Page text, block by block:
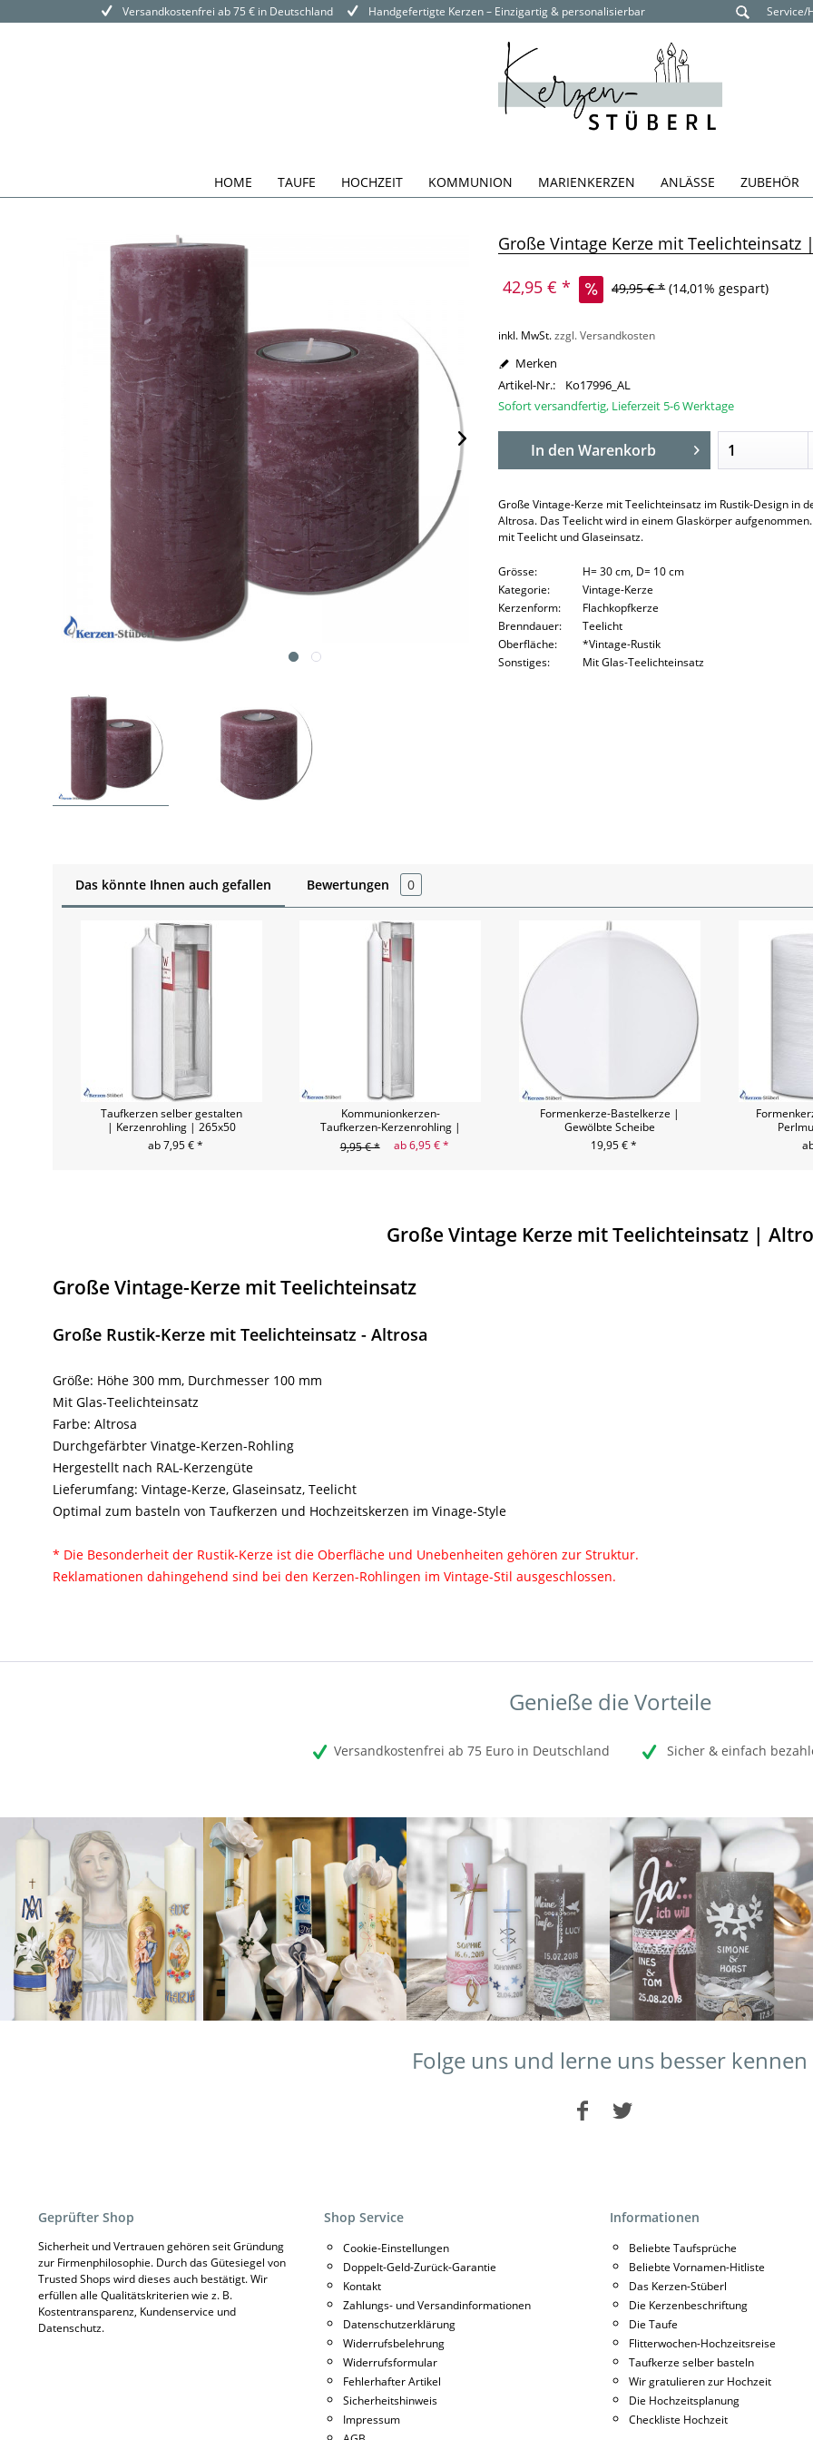
Versandkostenfrei ab 75 € in Deutschland Handgefertigte Kerzen – Einzigartig & personalisierbar Service/
HOME TAUFE HOCHZEIT KOMMUNION MARIENKERZEN ANLÄSSE ZUBEHÖR
Große Vintage Kerze mit Teelichteinsatz
42,95 € *
49,95 € * (14,01% gespart)
inkl. MwSt.zzgl. Versandkosten
Merken
Artikel-Nr.:
Ko17996_AL
Sofort versandfertig, Lieferzeit 5-6 Werktage
In den Warenkorb
Große Vintage-Kerze mit Teelichteinsatz im Rustik-Design in
Altrosa. Das Teelicht wird in einem Glaskörper
mit Teelicht und Glaseinsatz.
Grösse:
H= 30 cm, D= 10 cm
Kategorie:
Vintage-Kerze
Kerzenform:
Flachkopfkerze
Brenndauer:
Teelicht
Oberfläche:
*Vintage-Rustik
Sonstiges:
Mit Glas-Teelichteinsatz
Das könnte Ihnen auch gefallen Bewertungen 0
Taufkerzen selber gestalten
| Kerzenrohling | 265x50
ab 7,95 € *
Kommunionkerzen-
Taufkerzen-Kerzenrohling |
415x30
9,95 € * ab 6,95 € *
Formenkerze-Bastelkerze |
Gewölbte Scheibe
19,95 € *
Große Vintage Kerze mit Teelichteinsatz |
Große Vintage-Kerze mit Teelichteinsatz
Große Rustik-Kerze mit Teelichteinsatz - Altrosa
Größe: Höhe 300 mm, Durchmesser 100 mm
Mit Glas-Teelichteinsatz
Farbe: Altrosa
Durchgefärbter Vinatge-Kerzen-Rohling
Hergestellt nach RAL-Kerzengüte
Lieferumfang: Vintage-Kerze, Glaseinsatz, Teelicht
Optimal zum basteln von Taufkerzen und Hochzeitskerzen im Vinage-Style
* Die Besonderheit der Rustik-Kerze ist die Oberfläche und Unebenheiten gehören zur Struktur.
Reklamationen dahingehend sind bei den Kerzen-Rohlingen im Vintage-Stil ausgeschlossen.
Genieße die Vorteile
Versandkostenfrei ab 75 Euro in Deutschland Sicher & einfach
Folge uns und lerne uns besser kennen
Geprüfter Shop
Sicherheit und Vertrauen gehören seit Gründung
zur Firmenphilosophie. Durch das Gütesiegel von
Trusted Shops wird dieses auch bestätigt. Wir
erfüllen alle Qualitätskriterien wie z. B.
Kostentransparenz, Kundenservice und
Datenschutz.
Shop Service
Cookie-Einstellungen
Doppelt-Geld-Zurück-Garantie
Kontakt
Zahlungs- und Versandinformationen
Datenschutzerklärung
Widerrufsbelehrung
Widerrufsformular
Fehlerhafter Artikel
Sicherheitshinweis
Impressum
Informationen
Beliebte Taufsprüche
Beliebte Vornamen-Hitliste
Das Kerzen-Stüberl
Die Kerzenbeschriftung
Die Taufe
Flitterwochen-Hochzeitsreise
Taufkerze selber basteln
Wir gratulieren zur Hochzeit
Die Hochzeitsplanung
Checkliste Hochzeit